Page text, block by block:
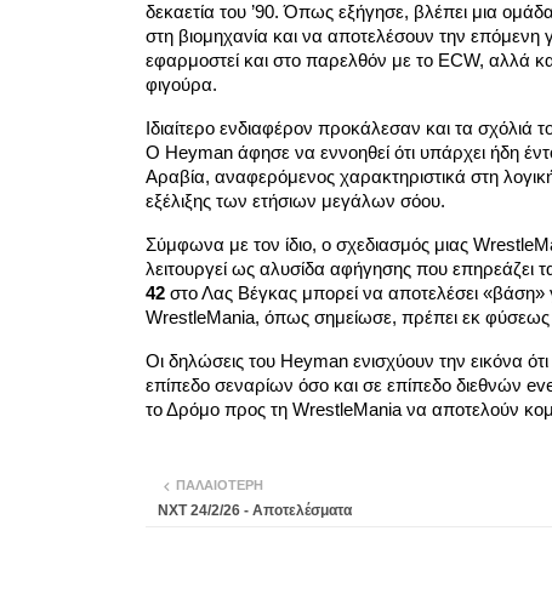
δεκαετία του ’90. Όπως εξήγησε, βλέπει μια
στη βιομηχανία και να αποτελέσουν την επόμενη
εφαρμοστεί και στο παρελθόν με το ECW, αλλά
φιγούρα.
Ιδιαίτερο ενδιαφέρον προκάλεσαν και τα
Ο Heyman άφησε να εννοηθεί ότι υπάρχει ήδη
Αραβία, αναφερόμενος χαρακτηριστικά στη
εξέλιξης των ετήσιων μεγάλων σόου.
Σύμφωνα με τον ίδιο, ο σχεδιασμός μιας
λειτουργεί ως αλυσίδα αφήγησης που επηρεάζει
42στο Λας Βέγκας μπορεί να αποτελέσει
WrestleMania, όπως σημείωσε, πρέπει εκ φύσεως
Οι δηλώσεις του Heyman ενισχύουν την εικόνα
επίπεδο σεναρίων όσο και σε επίπεδο διεθνών
το Δρόμο προς τη WrestleMania να αποτελούν
ΠΑΛΑΙΌΤΕΡΗ
NXT 24/2/26 - Αποτελέσματα